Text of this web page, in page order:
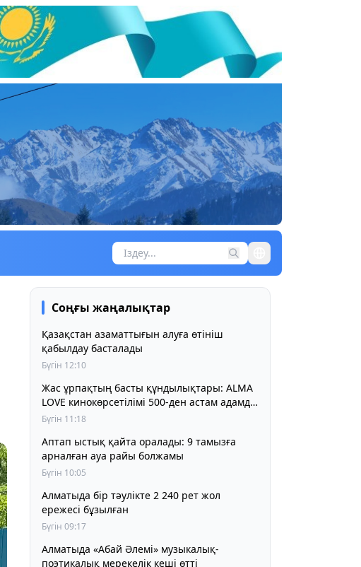
Соңғы жаңалықтар
Қазақстан азаматтығын алуға өтініш
қабылдау басталады
Бүгін 12:10
Жас ұрпақтың басты құндылықтары: ALMA
LOVE кинокөрсетілімі 500-ден астам адамды
біріктірді
Бүгін 11:18
Аптап ыстық қайта оралады: 9 тамызға
арналған ауа райы болжамы
Бүгін 10:05
Алматыда бір тәулікте 2 240 рет жол
ережесі бұзылған
Бүгін 09:17
Алматыда «Абай Әлемі» музыкалық-
поэтикалық мерекелік кеші өтті